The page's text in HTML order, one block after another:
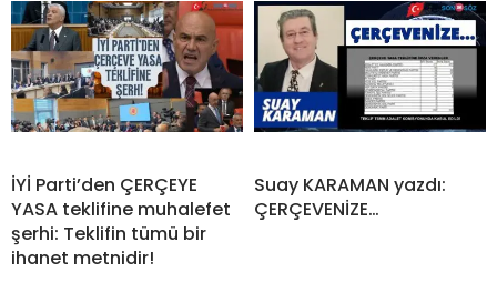
İYİ Parti’den ÇERÇEYE
YASA teklifine muhalefet
şerhi: Teklifin tümü bir
ihanet metnidir!
Suay KARAMAN yazdı:
ÇERÇEVENİZE…